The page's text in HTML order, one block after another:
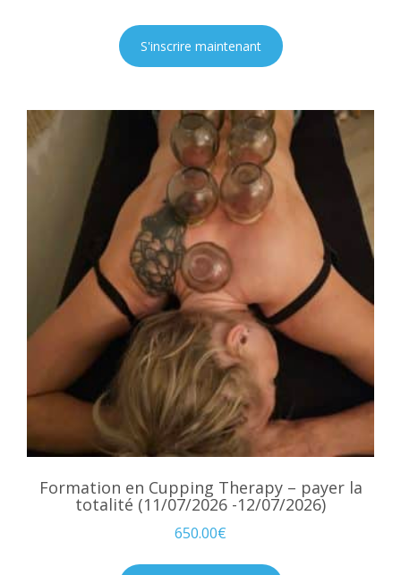
S'inscrire maintenant
Formation en Cupping Therapy – payer la
totalité (11/07/2026 -12/07/2026)
650.00€